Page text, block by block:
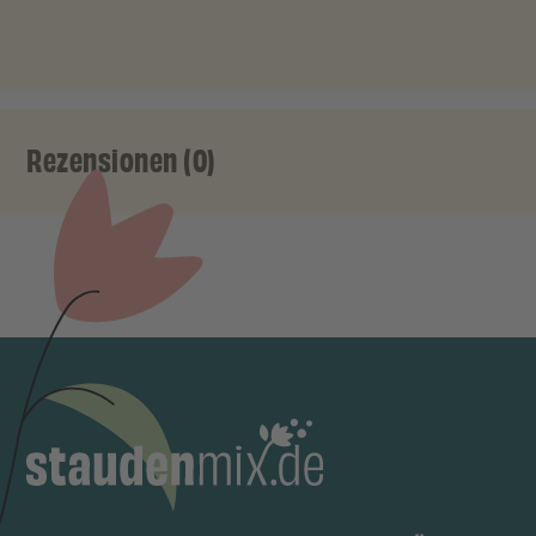
Rezensionen (0)